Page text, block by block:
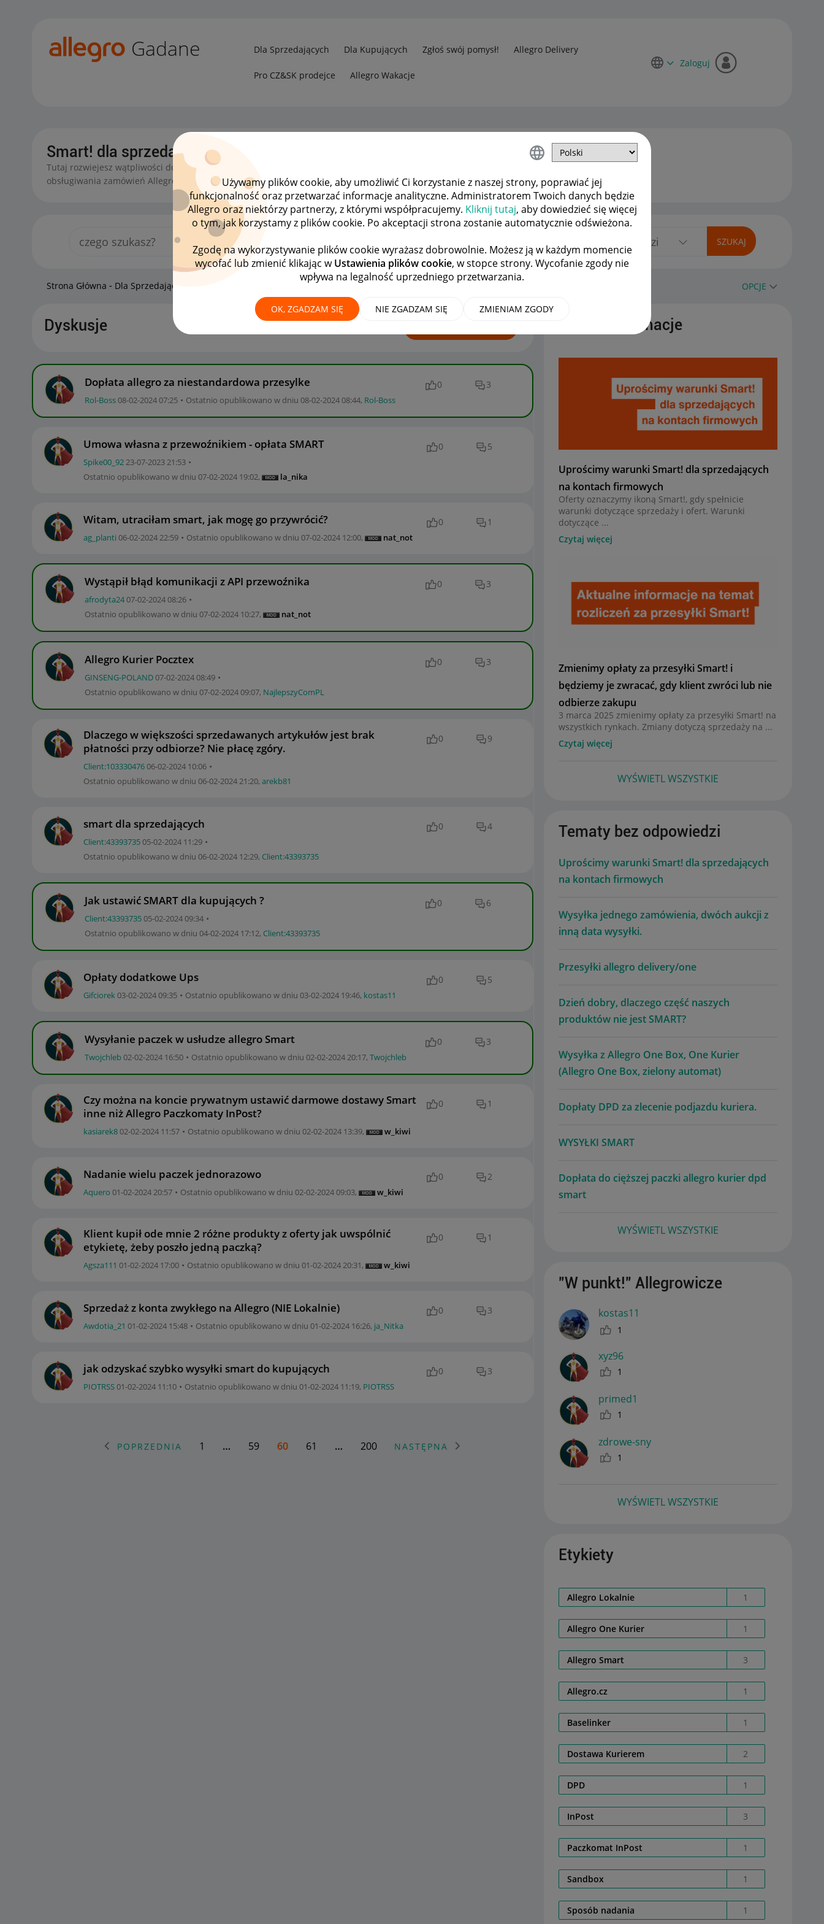
Używamy plików cookie, aby umożliwić Ci korzystanie z naszej strony, poprawiać jej
funkcjonalność oraz przetwarzać informacje analityczne. Administratorem Twoich danych będzie
Allegro oraz niektórzy partnerzy, z którymi współpracujemy. Kliknij tutaj, aby dowiedzieć się więcej
o tym, jak korzystamy z plików cookie. Po akceptacji strona zostanie automatycznie odświeżona.
Zgodę na wykorzystywanie plików cookie wyrażasz dobrowolnie. Możesz ją w każdym momencie
wycofać lub zmienić klikając wUstawienia plików cookie, w stopce strony. Wycofanie zgody nie
wpływa na legalność uprzedniego przetwarzania.
OK, ZGADZAM SIĘ NIE ZGADZAM SIĘ ZMIENIAM ZGODY
Gadane Dla Sprzedających Dla Kupujących Zgłoś swój pomysł! Allegro Delivery
Pro CZ&SK prodejce Allegro Wakacje
Zaloguj
Smart! dla sprzedawców
Tutaj rozwiejesz wątpliwości dotyczące udostępniania dostaw i
obsługiwania zamówień Allegro Smart!
Strona Główna Dla Sprzedających OPCJE
Dyskusje
Dopłata allegro za niestandardowa przesylke
Rol-Boss‎08-02-202407:25 Ostatnio opublikowano w dniu ‎08-02-202408:44, Rol-Boss
0 3
Umowa własna z przewoźnikiem - opłata SMART
Spike00_92‎23-07-202321:53
Ostatnio opublikowano w dniu ‎07-02-2024 19:02, la_nika
0 5
Witam, utraciłam smart, jak mogę go przywrócić?
ag_planti ‎06-02-202422:59 Ostatnio opublikowano w dniu ‎07-02-2024 12:00, nat_not
0 1
Wystąpił błąd komunikacji z API przewoźnika
afrodyta24‎07-02-202408:26
Ostatnio opublikowano w dniu ‎07-02-2024 10:27, nat_not
0 3
Allegro Kurier Pocztex
GINSENG-POLAND‎07-02-202408:49
Ostatnio opublikowano w dniu ‎07-02-202409:07, NajlepszyComPL
0 3
Dlaczego w większości sprzedawanych artykułów jest brak
płatności przy odbiorze? Nie płacę zgóry.
Client:103330476‎06-02-2024 10:06
Ostatnio opublikowano w dniu ‎06-02-202421:20, arekb81
0 9
smart dla sprzedających
Client:43393735‎05-02-2024 11:29
Ostatnio opublikowano w dniu ‎06-02-2024 12:29, Client:43393735
0 4
Jak ustawić SMART dla kupujących ?
Client:43393735‎05-02-202409:34
Ostatnio opublikowano w dniu ‎04-02-2024 17:12, Client:43393735
0 6
Opłaty dodatkowe Ups
Gifciorek‎03-02-202409:35 Ostatnio opublikowano w dniu ‎03-02-2024 19:46, kostas11
0 5
Wysyłanie paczek w usłudze allegro Smart
Twojchleb‎02-02-2024 16:50 Ostatnio opublikowano w dniu ‎02-02-202420:17, Twojchleb
0 3
Czy można na koncie prywatnym ustawić darmowe dostawy Smart
inne niż Allegro Paczkomaty InPost?
kasiarek8‎02-02-2024 11:57 Ostatnio opublikowano w dniu ‎02-02-2024 13:39, w_kiwi
0 1
Nadanie wielu paczek jednorazowo
Aquero ‎01-02-202420:57 Ostatnio opublikowano w dniu ‎02-02-202409:03, w_kiwi
0 2
Klient kupił ode mnie 2 różne produkty z oferty jak uwspólnić
etykietę, żeby poszło jedną paczką?
Agsza111 ‎01-02-2024 17:00 Ostatnio opublikowano w dniu ‎01-02-202420:31, w_kiwi
0 1
Sprzedaż z konta zwykłego na Allegro (NIE Lokalnie)
Awdotia_21 ‎01-02-2024 15:48 Ostatnio opublikowano w dniu ‎01-02-2024 16:26, ja_Nitka
0 3
jak odzyskać szybko wysyłki smart do kupujących
PIOTRSS‎01-02-2024 11:10 Ostatnio opublikowano w dniu ‎01-02-2024 11:19, PIOTRSS
0 3
POPRZEDNIA 1 … 59 60 61 … 200 NASTĘPNA
Ważne informacje
Uprościmy warunki Smart! dla sprzedających
na kontach firmowych
Oferty oznaczymy ikoną Smart!, gdy spełnicie
warunki dotyczące sprzedaży i ofert. Warunki
dotyczące ...
Czytaj więcej
Zmienimy opłaty za przesyłki Smart! i
będziemy je zwracać, gdy klient zwróci lub nie
odbierze zakupu
3 marca 2025 zmienimy opłaty za przesyłki Smart! na
wszystkich rynkach. Zmiany dotyczą sprzedaży na ...
Czytaj więcej
WYŚWIETL WSZYSTKIE
Tematy bez odpowiedzi
Uprościmy warunki Smart! dla sprzedających
na kontach firmowych
Wysyłka jednego zamówienia, dwóch aukcji z
inną data wysyłki.
Przesyłki allegro delivery/one
Dzień dobry, dlaczego część naszych
produktów nie jest SMART?
Wysyłka z Allegro One Box, One Kurier
(Allegro One Box, zielony automat)
Dopłaty DPD za zlecenie podjazdu kuriera.
WYSYŁKI SMART
Dopłata do cięższej paczki allegro kurier dpd
smart
WYŚWIETL WSZYSTKIE
"W punkt!" Allegrowicze
kostas11
1
xyz96
1
primed1
1
zdrowe-sny
1
WYŚWIETL WSZYSTKIE
Etykiety
Allegro Lokalnie 1
Allegro One Kurier 1
Allegro Smart 3
Allegro.cz 1
Baselinker 1
Dostawa Kurierem 2
DPD 1
InPost 3
Paczkomat InPost 1
Sandbox 1
Sposób nadania 1